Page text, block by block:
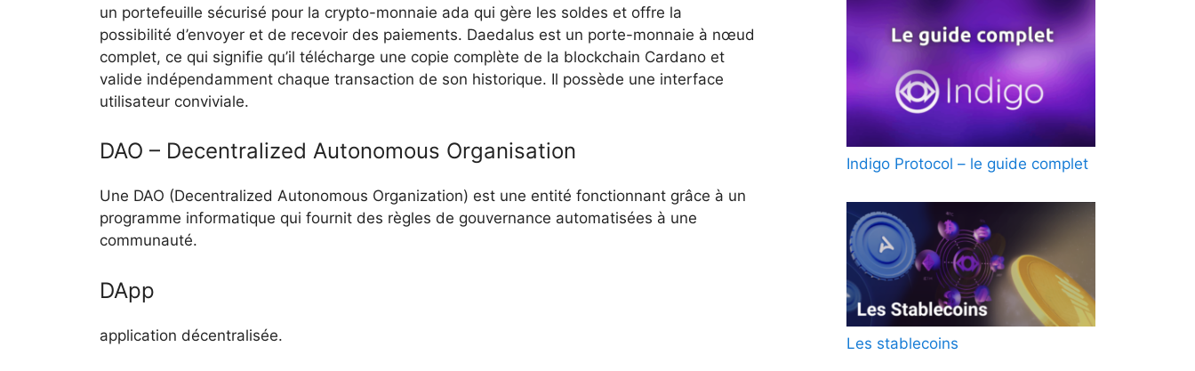
un portefeuille sécurisé pour la crypto-monnaie ada qui gère les soldes et offre la
possibilité d’envoyer et de recevoir des paiements. Daedalus est un porte-monnaie à nœud
complet, ce qui signifie qu’il télécharge une copie complète de la blockchain Cardano et
valide indépendamment chaque transaction de son historique. Il possède une interface
utilisateur conviviale.
DAO – Decentralized Autonomous Organisation
Une DAO (Decentralized Autonomous Organization) est une entité fonctionnant grâce à un
programme informatique qui fournit des règles de gouvernance automatisées à une
communauté.
DApp
application décentralisée.
Indigo Protocol – le guide complet
Les stablecoins